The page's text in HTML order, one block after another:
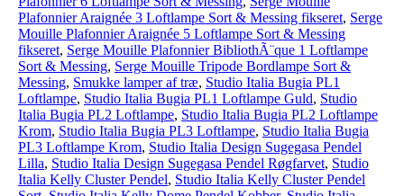
Plafonnier Araignée 3 Loftlampe Sort & Messing fikseret, Serge
Mouille Plafonnier Araignée 5 Loftlampe Sort & Messing
fikseret, Serge Mouille Plafonnier BibliothÃ¨que 1 Loftlampe
Sort & Messing, Serge Mouille Tripode Bordlampe Sort &
Messing, Smukke lamper af træ, Studio Italia Bugia PL1
Loftlampe, Studio Italia Bugia PL1 Loftlampe Guld, Studio
Italia Bugia PL2 Loftlampe, Studio Italia Bugia PL2 Loftlampe
Krom, Studio Italia Bugia PL3 Loftlampe, Studio Italia Bugia
PL3 Loftlampe Krom, Studio Italia Design Sugegasa Pendel
Lilla, Studio Italia Design Sugegasa Pendel Røgfarvet, Studio
Italia Kelly Cluster Pendel, Studio Italia Kelly Cluster Pendel